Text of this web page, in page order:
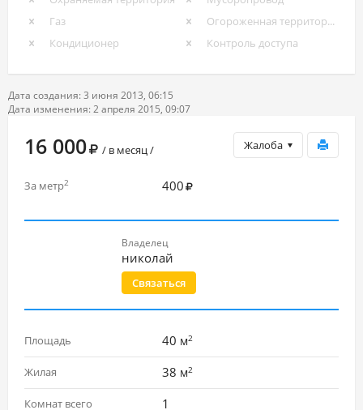
Газ
Огороженная территория
Кондиционер
Контроль доступа
Дата создания: 3 июня 2013, 06:15
Дата изменения: 2 апреля 2015, 09:07
Жалоба
16 000 / в месяц /
За метр2 400
Владелец
николай
Связаться
Площадь 40 м2
Жилая 38 м2
Комнат всего 1